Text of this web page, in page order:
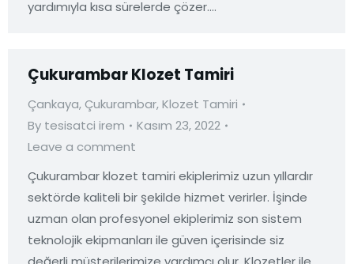
yardımıyla kısa sürelerde çözer.…
Çukurambar Klozet Tamiri
Çankaya, Çukurambar,Klozet Tamiri
By tesisatci irem
Kasım 23, 2022
Leave a comment
Çukurambar klozet tamiri ekiplerimiz uzun yıllardır
sektörde kaliteli bir şekilde hizmet verirler. İşinde
uzman olan profesyonel ekiplerimiz son sistem
teknolojik ekipmanları ile güven içerisinde siz